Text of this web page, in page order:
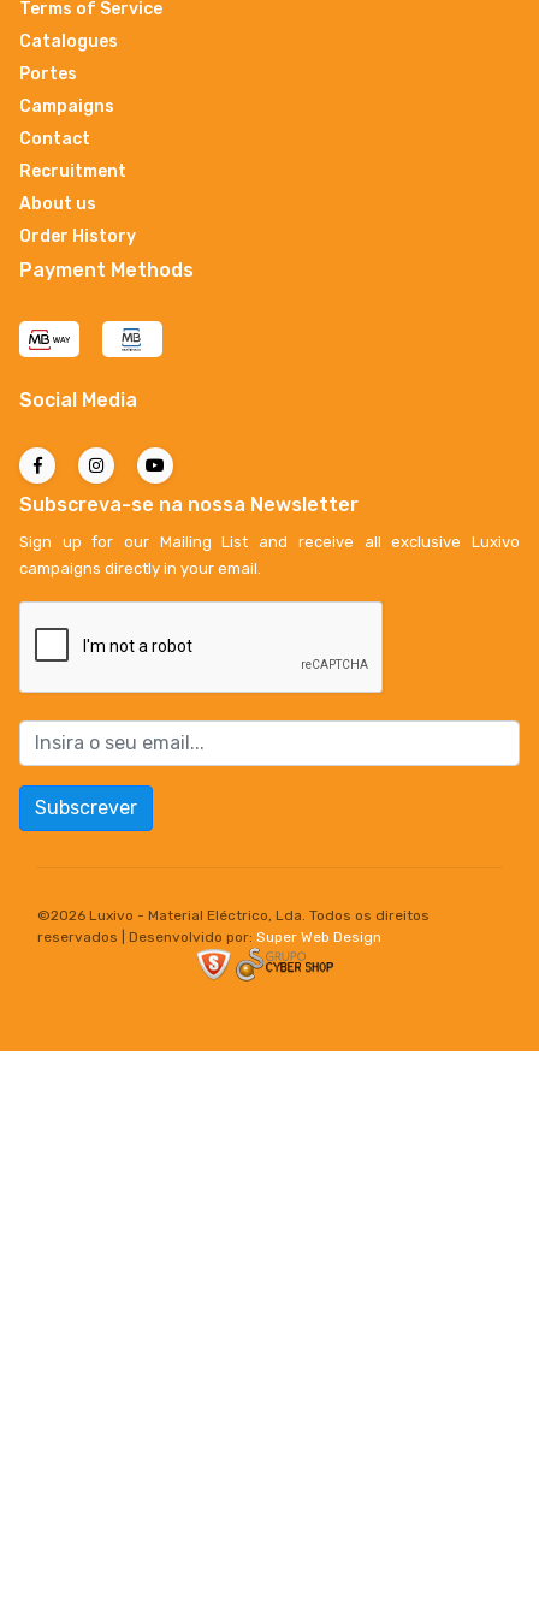
Terms of Service
Catalogues
Portes
Campaigns
Contact
Recruitment
About us
Order History
Payment Methods
Social Media
Subscreva-se na nossa Newsletter
Sign up for our Mailing List and receive all exclusive Luxivo
campaigns directly in your email.
Subscrever
©2026 Luxivo - Material Eléctrico, Lda. Todos os direitos
reservados | Desenvolvido por: Super Web Design